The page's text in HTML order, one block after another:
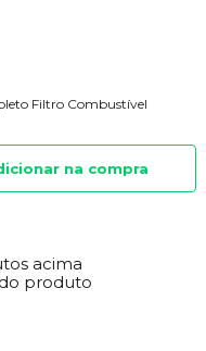
Filtro Combustível
na compra
acima
produto